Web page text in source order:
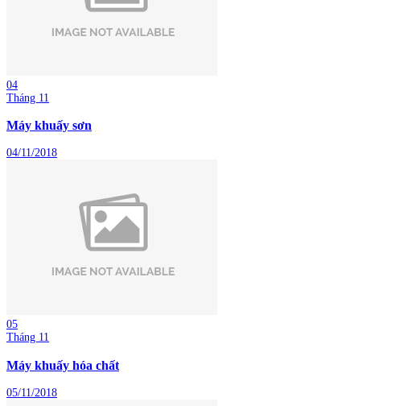
04
Tháng 11
Máy khuấy sơn
04/11/2018
05
Tháng 11
Máy khuấy hóa chất
05/11/2018